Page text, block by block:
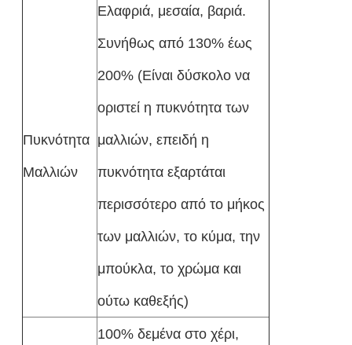
Πυκνότητα
Μαλλιών
Ελαφριά, μεσαία, βαριά.
Συνήθως από 130% έως
200% (Είναι δύσκολο να
οριστεί η πυκνότητα των
μαλλιών, επειδή η
πυκνότητα εξαρτάται
περισσότερο από το μήκος
των μαλλιών, το κύμα, την
μπούκλα, το χρώμα και
ούτω καθεξής)
100% δεμένα στο χέρι,